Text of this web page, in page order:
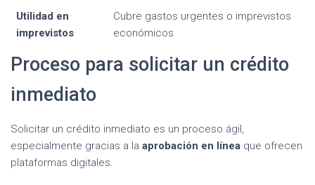
Utilidad en
imprevistos
Cubre gastos urgentes o imprevistos
económicos
Proceso para solicitar un crédito
inmediato
Solicitar un crédito inmediato es un proceso ágil,
especialmente gracias a la aprobación en línea que ofrecen
plataformas digitales.